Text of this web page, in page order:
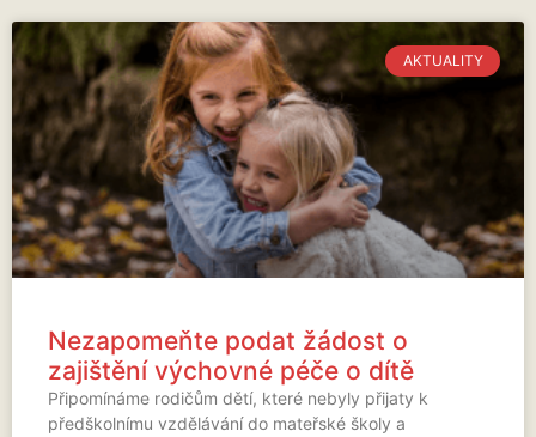
AKTUALITY
Nezapomeňte podat žádost o
zajištění výchovné péče o dítě
Připomínáme rodičům dětí, které nebyly přijaty k
předškolnímu vzdělávání do mateřské školy a